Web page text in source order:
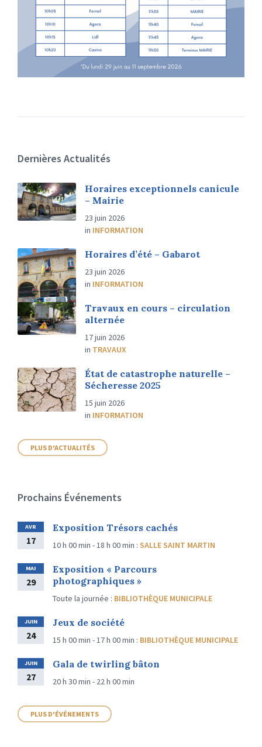
Dernières Actualités
Horaires exceptionnels canicule
– Mairie
23 juin 2026
in INFORMATION
Horaires d’été – Gabarot
23 juin 2026
in INFORMATION
Travaux en cours – circulation
alternée
17 juin 2026
in TRAVAUX
État de catastrophe naturelle –
Sécheresse 2025
15 juin 2026
in INFORMATION
PLUS D'ACTUALITÉS
Prochains Événements
AVR
17
Exposition Trésors cachés
10 h 00 min - 18 h 00 min : SALLE SAINT MARTIN
MAI
29
Exposition « Parcours
photographiques »
Toute la journée : BIBLIOTHÈQUE MUNICIPALE
JUIN
24
Jeux de société
15 h 00 min - 17 h 00 min : BIBLIOTHÈQUE MUNICIPALE
JUIN
27
Gala de twirling bâton
20 h 30 min - 22 h 00 min
PLUS D'ÉVÉNEMENTS